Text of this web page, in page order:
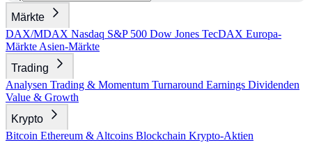
Märkte
DAX/MDAX Nasdaq S&P 500 Dow Jones TecDAX Europa-
Märkte Asien-Märkte
Trading
Analysen Trading & Momentum Turnaround Earnings Dividenden
Value & Growth
Krypto
Bitcoin Ethereum & Altcoins Blockchain Krypto-Aktien